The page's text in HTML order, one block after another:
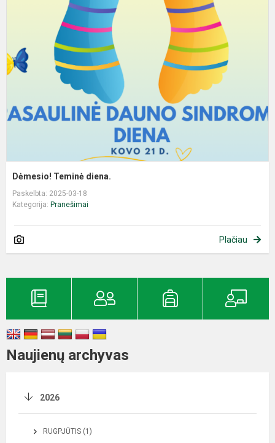
Dėmesio! Teminė diena.
Paskelbta: 2025-03-18
Kategorija: Pranešimai
Plačiau
Naujienų archyvas
2026
RUGPJŪTIS (1)